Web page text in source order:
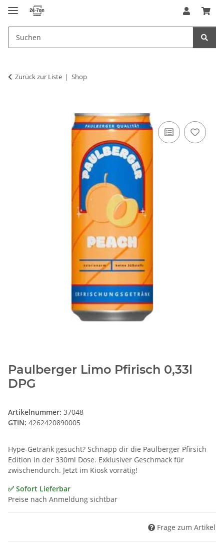
Zurück zur Liste Shop
Paulberger Limo Pfirisch 0,33l
DPG
Artikelnummer: 37048
GTIN: 4262420890005
Hype-Getränk gesucht? Schnapp dir die Paulberger Pfirsich
Edition in der 330ml Dose. Exklusiver Geschmack für
zwischendurch. Jetzt im Kiosk vorrätig!
✅ Sofort Lieferbar
Preise nach Anmeldung sichtbar
Frage zum Artikel